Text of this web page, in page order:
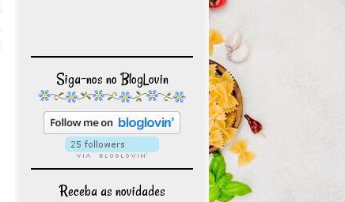
Siga-nos no BlogLovin
Receba as novidades